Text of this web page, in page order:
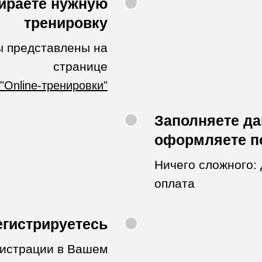
нужную
тренировку
представлены на
странице
"Online-тренировки"
Заполняете
оформляете
Ничего
оплата
в Вашем